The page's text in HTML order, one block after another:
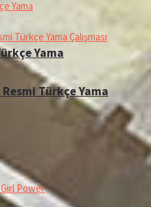
Yama
Türkçe Yama